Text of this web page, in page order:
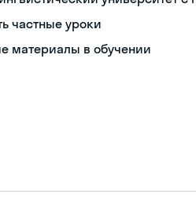
частные уроки
материалы в обучении